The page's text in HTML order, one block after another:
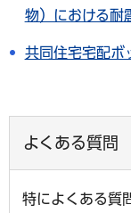
物）における耐
共同住宅宅配ボ
よくある質問
特によくある質